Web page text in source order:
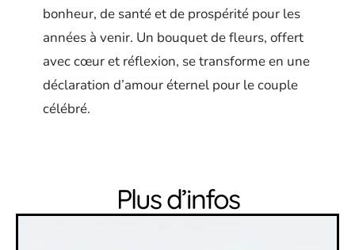
bonheur, de santé et de prospérité pour les
années à venir. Un bouquet de fleurs, offert
avec cœur et réflexion, se transforme en une
déclaration d’amour éternel pour le couple
célébré.
Plus d’infos